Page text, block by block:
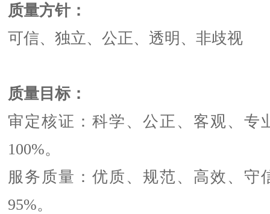
质量方针：
可信、独立、公正、透明、非歧视
质量目标：
审定核证：科学、公正、客观、专
100%。
服务质量：优质、规范、高效、守
95%。